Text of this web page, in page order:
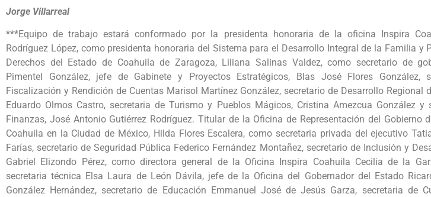
Jorge Villarreal
***Equipo de trabajo estará conformado por la presidenta honoraria de la oficina Inspira
Rodríguez López, como presidenta honoraria del Sistema para el Desarrollo Integral de la Familia y
Derechos del Estado de Coahuila de Zaragoza, Liliana Salinas Valdez, como secretario de
Pimentel González, jefe de Gabinete y Proyectos Estratégicos, Blas José Flores González,
Fiscalización y Rendición de Cuentas Marisol Martínez González, secretario de Desarrollo Regional
Eduardo Olmos Castro, secretaria de Turismo y Pueblos Mágicos, Cristina Amezcua González y
Finanzas, José Antonio Gutiérrez Rodríguez. Titular de la Oficina de Representación del Gobierno
Coahuila en la Ciudad de México, Hilda Flores Escalera, como secretaria privada del ejecutivo
Farías, secretario de Seguridad Pública Federico Fernández Montañez, secretario de Inclusión y
Gabriel Elizondo Pérez, como directora general de la Oficina Inspira Coahuila Cecilia de la
secretaria técnica Elsa Laura de León Dávila, jefe de la Oficina del Gobernador del Estado
González Hernández, secretario de Educación Emmanuel José de Jesús Garza, secretaria de